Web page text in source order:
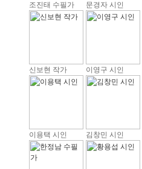
조진태 수필가 문경자 시인
신보현 작가 이영구 시인
이용택 시인 김창민 시인